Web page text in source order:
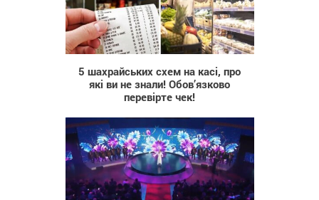
1 443
5 шахрайських схем на касі, про
які ви не знали! Обов’язково
перевірте чек!